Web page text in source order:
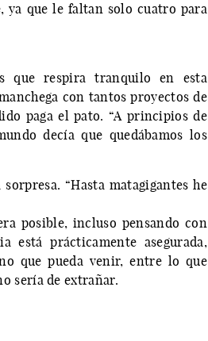
ya que le faltan solo cuatro para
que respira tranquilo en esta
con tantos proyectos de
paga el pato. “A principios de
decía que quedábamos los
“Hasta matagigantes he
posible, incluso pensando con
está prácticamente asegurada,
que pueda venir, entre lo que
sería de extrañar.